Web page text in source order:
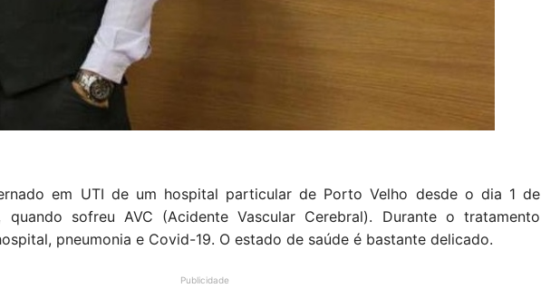
em UTI de um hospital particular de Porto Velho desde o dia 1 de
quando sofreu AVC (Acidente Vascular Cerebral). Durante o tratamento
pneumonia e Covid-19. O estado de saúde é bastante delicado.
Publicidade